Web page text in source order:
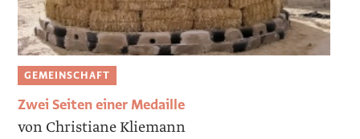
GEMEINSCHAFT
Zwei Seiten einer Medaille
von Christiane Kliemann